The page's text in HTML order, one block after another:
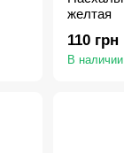
желтая
110 грн
В наличии